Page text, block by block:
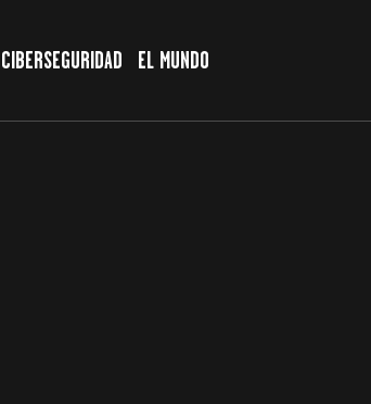
CIBERSEGURIDAD EL MUNDO